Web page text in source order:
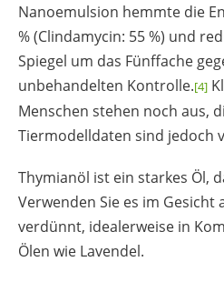
Nanoemulsion hemmte die
% (Clindamycin: 55 %) und
Spiegel um das Fünffache
unbehandelten Kontrolle.[4]
Menschen stehen noch aus,
Tiermodelldaten sind jedoch
Thymianöl ist ein starkes Öl,
Verwenden Sie es im Gesicht
verdünnt, idealerweise in
Ölen wie Lavendel.